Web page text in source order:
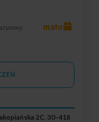
mało
2C, 30-418